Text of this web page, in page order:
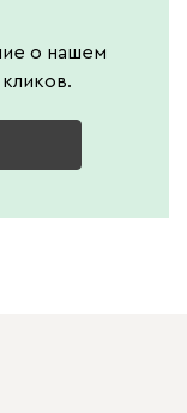
о нашем